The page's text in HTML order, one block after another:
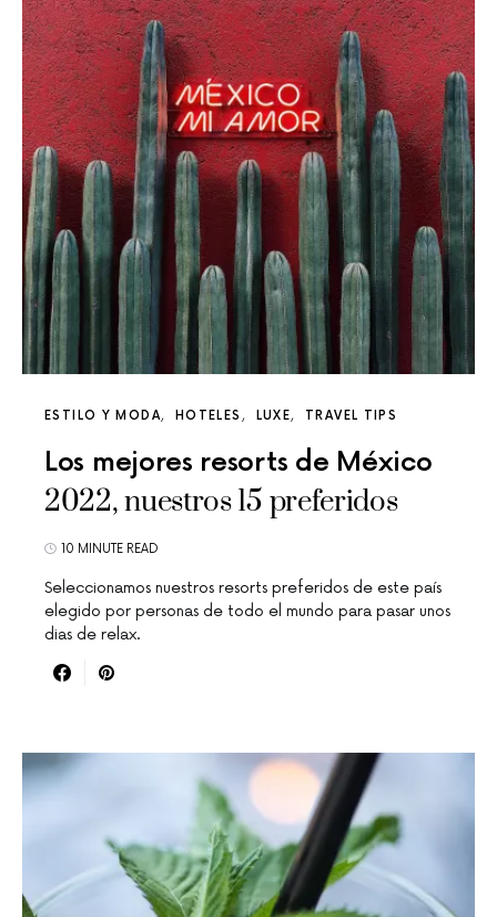
ESTILO Y MODA HOTELES LUXE TRAVEL TIPS
Los mejores resorts de México
2022, nuestros 15 preferidos
10 MINUTE READ
Seleccionamos nuestros resorts preferidos de este país
elegido por personas de todo el mundo para pasar unos
dias de relax.